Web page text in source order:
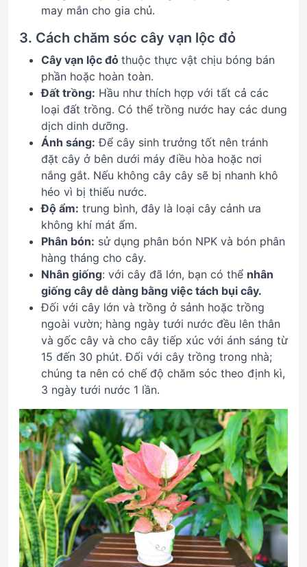
may mắn cho gia chủ.
3. Cách chăm sóc cây vạn lộc đỏ
Cây vạn lộc đỏ thuộc thực vật chịu bóng bán
phần hoặc hoàn toàn.
Đất trồng: Hầu như thích hợp với tất cả các
loại đất trồng. Có thể trồng nước hay các dung
dịch dinh dưỡng.
Ánh sáng: Để cây sinh trưởng tốt nên tránh
đặt cây ở bên dưới máy điều hòa hoặc nơi
nắng gắt. Nếu không cây cây sẽ bị nhanh khô
héo vì bị thiếu nước.
Độ ẩm: trung bình, đây là loại cây cảnh ưa
không khí mát ẩm.
Phân bón: sử dụng phân bón NPK và bón phân
hàng tháng cho cây.
Nhân giống: với cây đã lớn, bạn có thể nhân
giống cây dễ dàng bằng việc tách bụi cây.
Đối với cây lớn và trồng ở sảnh hoặc trồng
ngoài vườn; hàng ngày tưới nước đều lên thân
và gốc cây và cho cây tiếp xúc với ánh sáng từ
15 đến 30 phút. Đối với cây trồng trong nhà;
chúng ta nên có chế độ chăm sóc theo định kì,
3 ngày tưới nước 1 lần.